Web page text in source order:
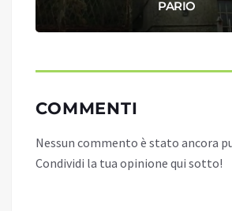
PARIO
COMMENTI
Nessun commento è stato ancora
Condividi la tua opinione qui sotto!